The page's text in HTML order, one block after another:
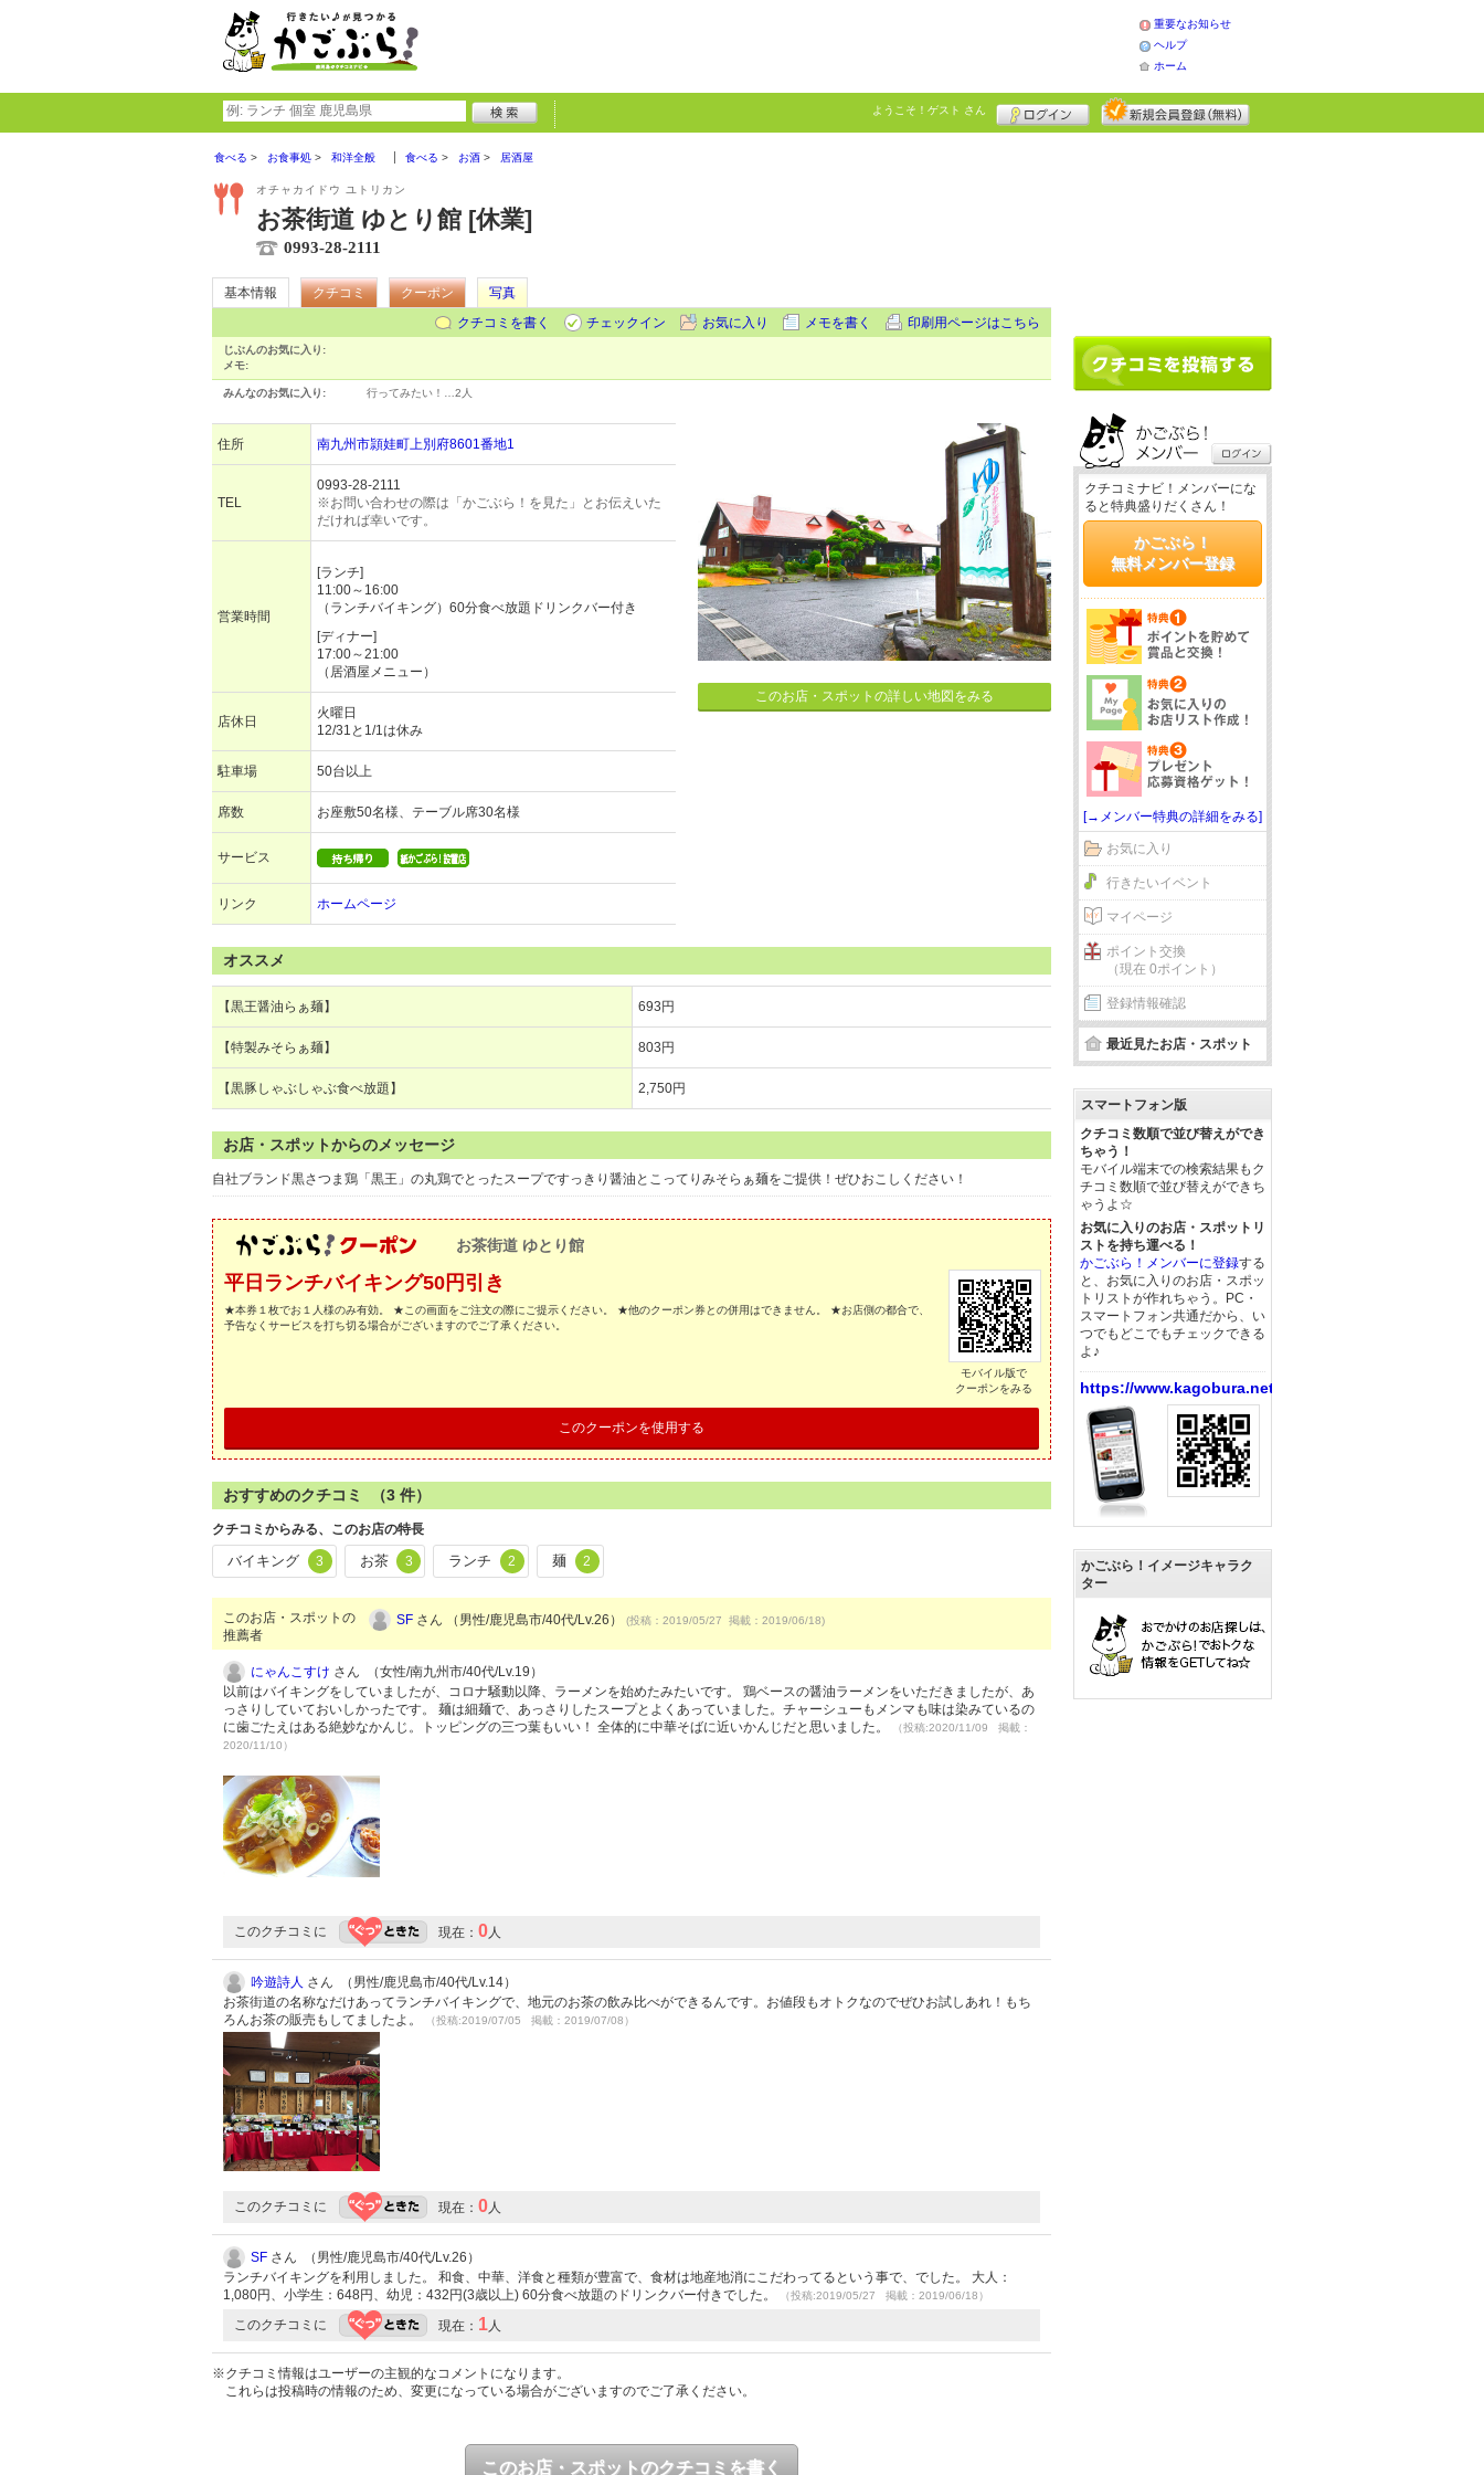
重要なお知らせ
ヘルプ
ホーム
ようこそ！ ゲスト さん
食べる お食事処 和洋全般 食べる お酒 居酒屋
オチャカイドウ ユトリカン
お茶街道 ゆとり館 [休業]
0993-28-2111
基本情報 クチコミ クーポン
写真
クチコミを書く
チェックイン お気に入り メモを書く 印刷用ページはこちら
じぶんのお気に入り:
メモ:
みんなのお気に入り: 行ってみたい！… 2人
住所 南九州市頴娃町上別府8601番地1
TEL
0993-28-2111
※お問い合わせの際は「かごぶら！を見た」とお伝えいた
だければ幸いです。
営業時間
[ランチ]
11:00～16:00
（ランチバイキング）60分食べ放題ドリンクバー付き
[ディナー]
17:00～21:00
（居酒屋メニュー）
店休日
火曜日
12/31と1/1は休み
駐車場 50台以上
席数 お座敷50名様、テーブル席30名様
サービス
リンク ホームページ
このお店・スポットの詳しい地図をみる
オススメ
【黒王醤油らぁ麺】 693円
【特製みそらぁ麺】 803円
【黒豚しゃぶしゃぶ食べ放題】 2,750円
お店・スポットからのメッセージ
自社ブランド黒さつま鶏「黒王」の丸鶏でとったスープですっきり醤油とこってりみそらぁ麺をご提供！ぜひおこしください！
お茶街道 ゆとり館
平日ランチバイキング50円引き
★本券１枚でお１人様のみ有効。 ★この画面をご注文の際にご提示ください。 ★他のクーポン券との併用はできません。 ★お店側の都合で、
予告なくサービスを打ち切る場合がございますのでご了承ください。
モバイル版で
クーポンをみる
このクーポンを使用する
おすすめのクチコミ （3 件）
クチコミからみる、このお店の特長
バイキング 3 お茶 3 ランチ 2 麺 2
このお店・スポットの
推薦者
SF さん （男性/鹿児島市/40代/Lv.26） (投稿：2019/05/27 掲載：2019/06/18)
にゃんこすけ さん （女性/南九州市/40代/Lv.19）
以前はバイキングをしていましたが、コロナ騒動以降、ラーメンを始めたみたいです。 鶏ベースの醤油ラーメンをいただきましたが、あ
っさりしていておいしかったです。 麺は細麺で、あっさりしたスープとよくあっていました。チャーシューもメンマも味は染みているの
に歯ごたえはある絶妙なかんじ。トッピングの三つ葉もいい！ 全体的に中華そばに近いかんじだと思いました。
（投稿:2020/11/09 掲載：
2020/11/10）
このクチコミに 現在： 0 人
吟遊詩人 さん （男性/鹿児島市/40代/Lv.14）
お茶街道の名称なだけあってランチバイキングで、地元のお茶の飲み比べができるんです。お値段もオトクなのでぜひお試しあれ！もち
ろんお茶の販売もしてましたよ。
（投稿:2019/07/05 掲載：2019/07/08）
このクチコミに 現在： 0 人
SF さん （男性/鹿児島市/40代/Lv.26）
ランチバイキングを利用しました。 和食、中華、洋食と種類が豊富で、食材は地産地消にこだわってるという事で、でした。 大人：
1,080円、小学生：648円、幼児：432円(3歳以上) 60分食べ放題のドリンクバー付きでした。
（投稿:2019/05/27 掲載：2019/06/18）
このクチコミに 現在： 1 人
※クチコミ情報はユーザーの主観的なコメントになります。
これらは投稿時の情報のため、変更になっている場合がございますのでご了承ください。
このお店・スポットのクチコミを書く
クチコミナビ！メンバーにな
ると特典盛りだくさん！
かごぶら！
無料メンバー登録
[→メンバー特典の詳細をみる]
お気に入り
行きたいイベント
マイページ
ポイント交換
（現在 0ポイント）
登録情報確認
最近見たお店・スポット
スマートフォン版
クチコミ数順で並び替えができ
ちゃう！
モバイル端末での検索結果もク
チコミ数順で並び替えができち
ゃうよ☆
お気に入りのお店・スポットリ
ストを持ち運べる！
かごぶら！メンバーに登録する
と、お気に入りのお店・スポッ
トリストが作れちゃう。PC・
スマートフォン共通だから、い
つでもどこでもチェックできる
よ♪
https://www.kagobura.net/
かごぶら！イメージキャラク
ター